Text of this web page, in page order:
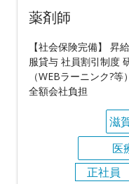
薬剤師
【社会保険完備】 昇
服貸与 社員割引制度
（WEBラーニンク?
全額会社負担
滋
医
正社員